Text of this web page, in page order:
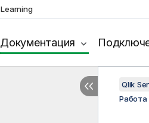
Learning
Документация
Qlik
Работа